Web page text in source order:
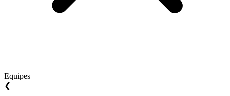
Equipes
❮